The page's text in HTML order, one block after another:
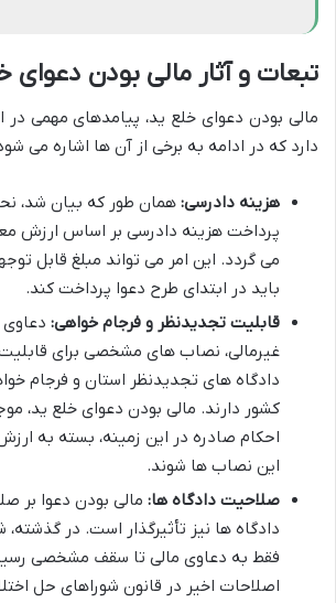
تبعات و آثار مالی بودن دعوای
مالی بودن دعوای خلع ید، پیامدهای مهمی در
دارد که در ادامه به برخی از آن ها اشاره می
هزینه دادرسی: همان طور که بیان شد،
پرداخت هزینه دادرسی بر اساس ارزش
می گردد. این امر می تواند مبلغ قابل
باید در ابتدای طرح دعوا پرداخت کند.
قابلیت تجدیدنظر و فرجام خواهی: دعاوی
غیرمالی، نصاب های مشخصی برای
دادگاه های تجدیدنظر استان و فرجام
کشور دارند. مالی بودن دعوای خلع ید،
احکام صادره در این زمینه، بسته به
این نصاب ها شوند.
صلاحیت دادگاه ها: مالی بودن دعوا بر
دادگاه ها نیز تأثیرگذار است. در
فقط به دعاوی مالی تا سقف مشخصی
اصلاحات اخیر در قانون شوراهای حل